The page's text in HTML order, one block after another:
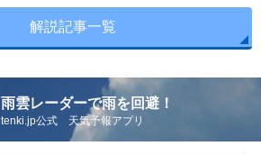
解説記事一覧
雨雲レーダーで雨を回避！
tenki.jp公式 天気予報アプリ